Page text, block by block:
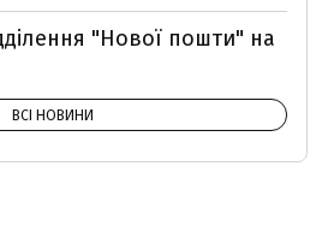
"Нової пошти" на
ВСІ НОВИНИ